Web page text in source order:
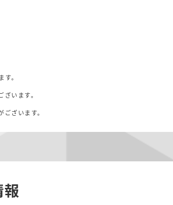
。
います。
ざいます。